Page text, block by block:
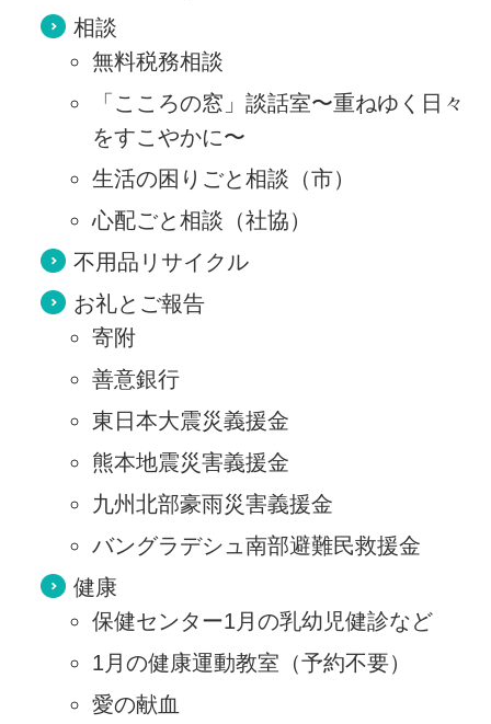
相談
無料税務相談
「こころの窓」談話室〜重ねゆく日々
をすこやかに〜
生活の困りごと相談（市）
心配ごと相談（社協）
不用品リサイクル
お礼とご報告
寄附
善意銀行
東日本大震災義援金
熊本地震災害義援金
九州北部豪雨災害義援金
バングラデシュ南部避難民救援金
健康
保健センター1月の乳幼児健診など
1月の健康運動教室（予約不要）
愛の献血